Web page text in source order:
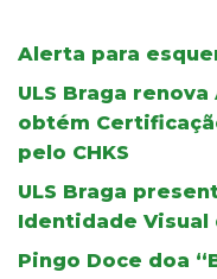
Alerta para
ULS Braga
obtém
pelo CHKS
ULS Braga
Identidade Visual
Pingo Doce doa